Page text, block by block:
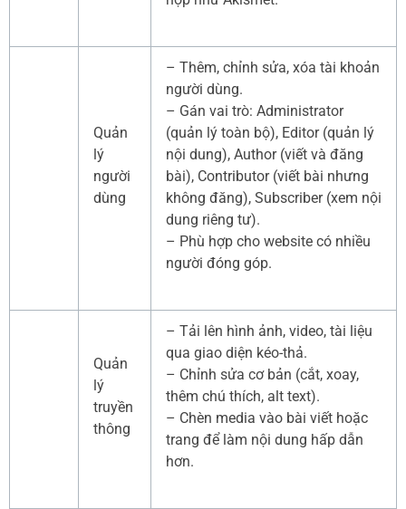
Quản
lý
người
dùng
– Thêm, chỉnh sửa, xóa tài khoản
người dùng.
– Gán vai trò: Administrator
(quản lý toàn bộ), Editor (quản lý
nội dung), Author (viết và đăng
bài), Contributor (viết bài nhưng
không đăng), Subscriber (xem nội
dung riêng tư).
– Phù hợp cho website có nhiều
người đóng góp.
Quản
lý
truyền
thông
– Tải lên hình ảnh, video, tài liệu
qua giao diện kéo-thả.
– Chỉnh sửa cơ bản (cắt, xoay,
thêm chú thích, alt text).
– Chèn media vào bài viết hoặc
trang để làm nội dung hấp dẫn
hơn.